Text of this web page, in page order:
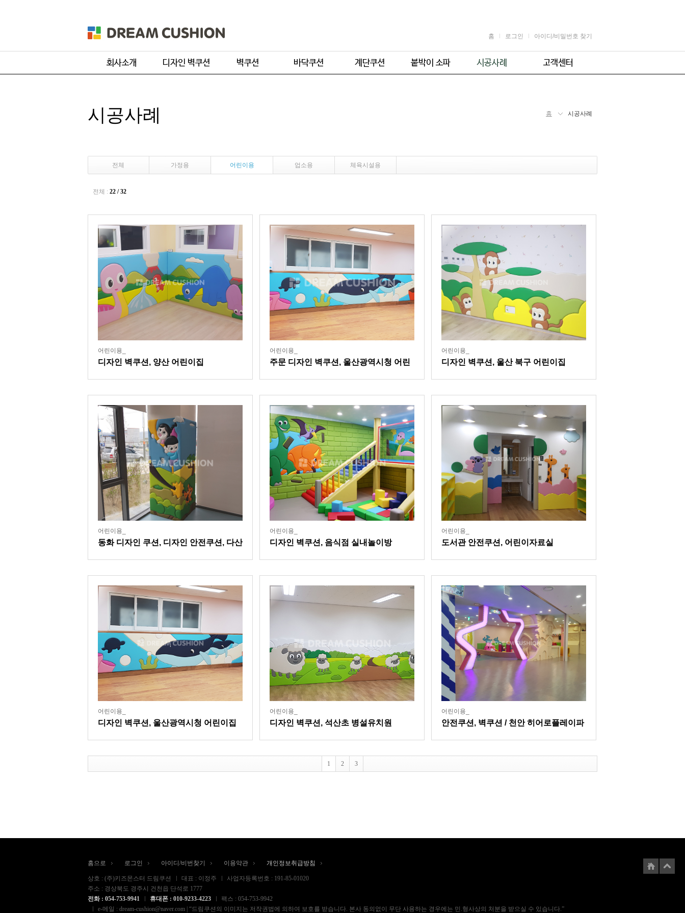
홈 로그인 아이디/비밀번호 찾기
품목별 제작과정
원단컬러샘플
자주 묻는 질문
홈 시공사례
시공사례
전체 가정용 어린이용 업소용 체육시설용
전체 : 22 / 32
어린이용_
디자인 벽쿠션, 양산 어린이집
어린이용_
주문 디자인 벽쿠션, 울산광역시청 어린
어린이용_
디자인 벽쿠션, 울산 북구 어린이집
어린이용_
동화 디자인 쿠션, 디자인 안전쿠션, 다산
어린이용_
디자인 벽쿠션, 음식점 실내놀이방
어린이용_
도서관 안전쿠션, 어린이자료실
어린이용_
디자인 벽쿠션, 울산광역시청 어린이집
어린이용_
디자인 벽쿠션, 석산초 병설유치원
어린이용_
안전쿠션, 벽쿠션 / 천안 히어로플레이파
1 2 3
홈으로 로그인 아이디/비번찾기 이용약관 개인정보취급방침
상호 : (주)키즈몬스터 드림쿠션 대표 : 이정주
사업자등록번호 : 191-85-01020
주소 : 경상북도 경주시 건천읍 단석로 1777
전화 : 054-753-9941
휴대폰 : 010-9233-4223
팩스 : 054-753-9942
e-메일 : dream-cushion@naver.com | “드림쿠션의 이미지는 저작권법에 의하여 보호를 받습니다. 본사 동의없이 무단 사용하는 경우에는 민.형사상의 처분을 받으실 수 있습니다.”